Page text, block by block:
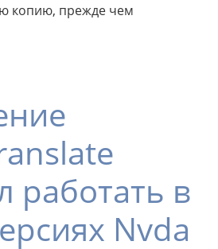
копию, прежде чем
работать в
Nvda